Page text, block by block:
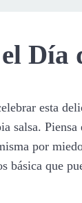
Día
esta
salsa.
por
básica que